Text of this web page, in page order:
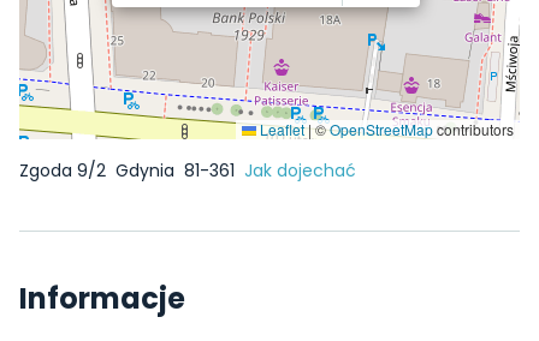
Leaflet|©OpenStreetMapcontributors
Zgoda 9/2 Gdynia 81-361 Jak dojechać
Informacje